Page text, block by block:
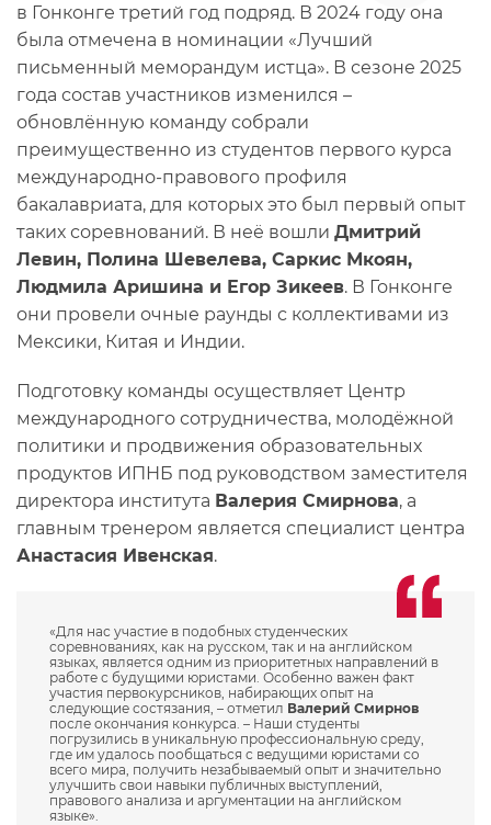
в Гонконге третий год подряд. В 2024 году она
была отмечена в номинации «Лучший
письменный меморандум истца». В сезоне 2025
года состав участников изменился –
обновлённую команду собрали
преимущественно из студентов первого курса
международно-правового профиля
бакалавриата, для которых это был первый опыт
таких соревнований. В неё вошли Дмитрий
Левин, Полина Шевелева, Саркис Мкоян,
Людмила Аришина и Егор Зикеев. В Гонконге
они провели очные раунды с коллективами из
Мексики, Китая и Индии.
Подготовку команды осуществляет Центр
международного сотрудничества, молодёжной
политики и продвижения образовательных
продуктов ИПНБ под руководством заместителя
директора института Валерия Смирнова, а
главным тренером является специалист центра
Анастасия Ивенская.
«Для нас участие в подобных студенческих
соревнованиях, как на русском, так и на английском
языках, является одним из приоритетных направлений в
работе с будущими юристами. Особенно важен факт
участия первокурсников, набирающих опыт на
следующие состязания, – отметил Валерий Смирнов
после окончания конкурса. – Наши студенты
погрузились в уникальную профессиональную среду,
где им удалось пообщаться с ведущими юристами со
всего мира, получить незабываемый опыт и значительно
улучшить свои навыки публичных выступлений,
правового анализа и аргументации на английском
языке».